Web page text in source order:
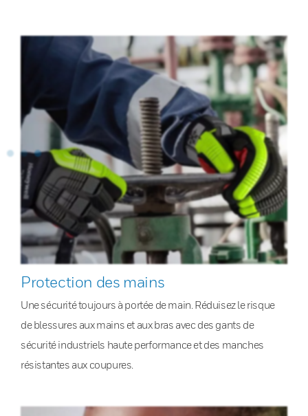
Protection des mains
Une sécurité toujours à portée de main. Réduisez le risque
de blessures aux mains et aux bras avec des gants de
sécurité industriels haute performance et des manches
résistantes aux coupures.